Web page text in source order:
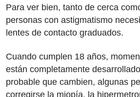
Para ver bien, tanto de cerca
personas con astigmatismo
lentes de contacto graduados.
Cuando cumplen 18 años,
están completamente
probable que cambien, algunas
corregirse la miopía, la